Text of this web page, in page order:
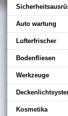
Auto wartung
Lufterfrischer
Bodenfliesen
Werkzeuge
Kosmetika